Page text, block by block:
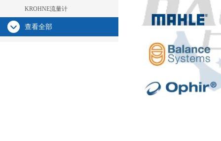
KROHNE流量计
查看全部